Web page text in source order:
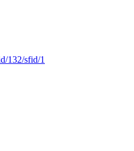
132/sfid/1